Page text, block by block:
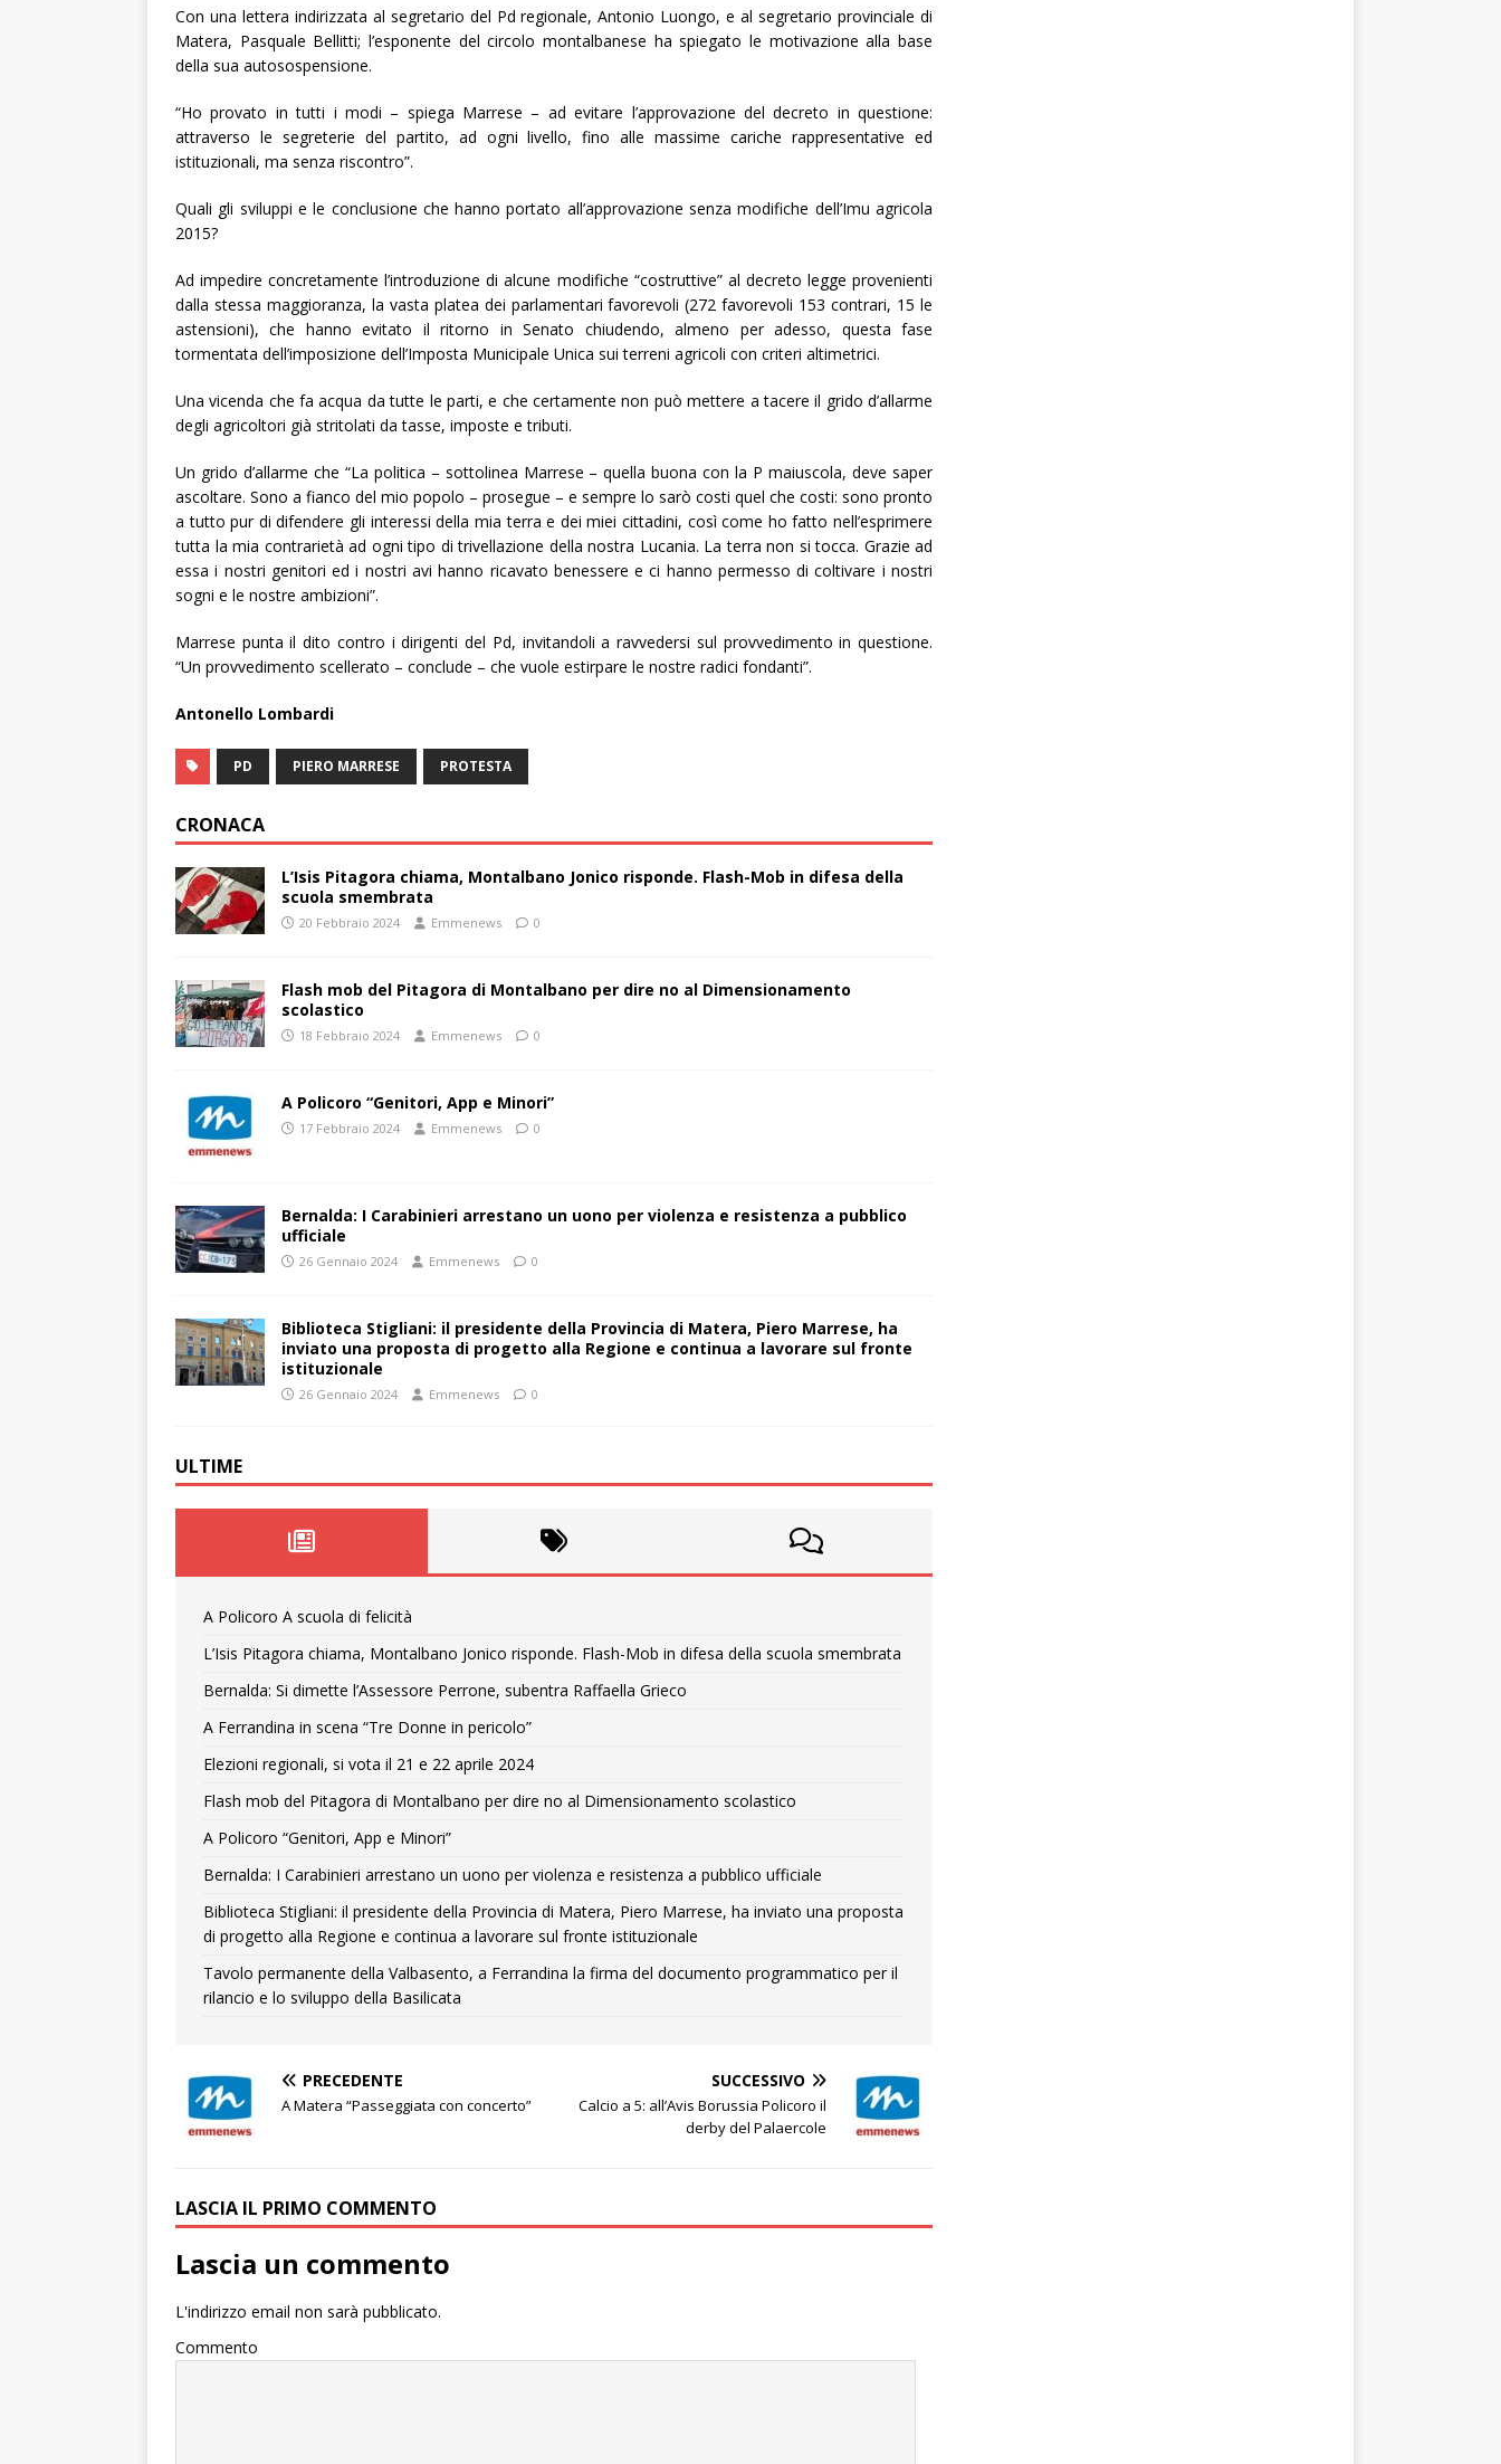
Con una lettera indirizzata al segretario del Pd regionale, Antonio Luongo, e al segretario provinciale di
Matera, Pasquale Bellitti; l’esponente del circolo montalbanese ha spiegato le motivazione alla base
della sua autosospensione.
“Ho provato in tutti i modi – spiega Marrese – ad evitare l’approvazione del decreto in questione:
attraverso le segreterie del partito, ad ogni livello, fino alle massime cariche rappresentative ed
istituzionali, ma senza riscontro”.
Quali gli sviluppi e le conclusione che hanno portato all’approvazione senza modifiche dell’Imu agricola
2015?
Ad impedire concretamente l’introduzione di alcune modifiche “costruttive” al decreto legge provenienti
dalla stessa maggioranza, la vasta platea dei parlamentari favorevoli (272 favorevoli 153 contrari, 15 le
astensioni), che hanno evitato il ritorno in Senato chiudendo, almeno per adesso, questa fase
tormentata dell’imposizione dell’Imposta Municipale Unica sui terreni agricoli con criteri altimetrici.
Una vicenda che fa acqua da tutte le parti, e che certamente non può mettere a tacere il grido d’allarme
degli agricoltori già stritolati da tasse, imposte e tributi.
Un grido d’allarme che “La politica – sottolinea Marrese – quella buona con la P maiuscola, deve saper
ascoltare. Sono a fianco del mio popolo – prosegue – e sempre lo sarò costi quel che costi: sono pronto
a tutto pur di difendere gli interessi della mia terra e dei miei cittadini, così come ho fatto nell’esprimere
tutta la mia contrarietà ad ogni tipo di trivellazione della nostra Lucania. La terra non si tocca. Grazie ad
essa i nostri genitori ed i nostri avi hanno ricavato benessere e ci hanno permesso di coltivare i nostri
sogni e le nostre ambizioni”.
Marrese punta il dito contro i dirigenti del Pd, invitandoli a ravvedersi sul provvedimento in questione.
“Un provvedimento scellerato – conclude – che vuole estirpare le nostre radici fondanti”.
Antonello Lombardi
PD PIERO MARRESE PROTESTA
CRONACA
L’Isis Pitagora chiama, Montalbano Jonico risponde. Flash-Mob in difesa della
scuola smembrata
20 Febbraio 2024 Emmenews 0
Flash mob del Pitagora di Montalbano per dire no al Dimensionamento
scolastico
18 Febbraio 2024 Emmenews 0
A Policoro “Genitori, App e Minori”
17 Febbraio 2024 Emmenews 0
Bernalda: I Carabinieri arrestano un uono per violenza e resistenza a pubblico
ufficiale
26 Gennaio 2024 Emmenews 0
Biblioteca Stigliani: il presidente della Provincia di Matera, Piero Marrese, ha
inviato una proposta di progetto alla Regione e continua a lavorare sul fronte
istituzionale
26 Gennaio 2024 Emmenews 0
ULTIME
A Policoro A scuola di felicità
L’Isis Pitagora chiama, Montalbano Jonico risponde. Flash-Mob in difesa della scuola smembrata
Bernalda: Si dimette l’Assessore Perrone, subentra Raffaella Grieco
A Ferrandina in scena “Tre Donne in pericolo”
Elezioni regionali, si vota il 21 e 22 aprile 2024
Flash mob del Pitagora di Montalbano per dire no al Dimensionamento scolastico
A Policoro “Genitori, App e Minori”
Bernalda: I Carabinieri arrestano un uono per violenza e resistenza a pubblico ufficiale
Biblioteca Stigliani: il presidente della Provincia di Matera, Piero Marrese, ha inviato una proposta
di progetto alla Regione e continua a lavorare sul fronte istituzionale
Tavolo permanente della Valbasento, a Ferrandina la firma del documento programmatico per il
rilancio e lo sviluppo della Basilicata
PRECEDENTE
A Matera “Passeggiata con concerto”
SUCCESSIVO
Calcio a 5: all’Avis Borussia Policoro il
derby del Palaercole
LASCIA IL PRIMO COMMENTO
Lascia un commento
L'indirizzo email non sarà pubblicato.
Commento